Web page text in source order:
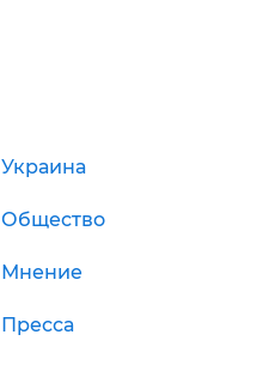
Украина
Общество
Мнение
Пресса